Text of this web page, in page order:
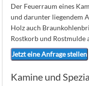
Der Feuerraum eines
und darunter liegendem
Holz auch
Rostkorb und Rostmulde
Jetzt eine Anfrage stellen
Kamine und